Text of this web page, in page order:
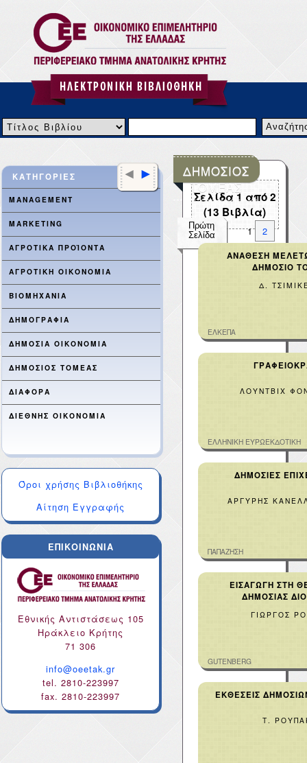
ΚΑΤΗΓΟΡΙΕΣ < >
MANAGEMENT
MARKETING
ΑΓΡΟΤΙΚΑ ΠΡΟΪΟΝΤΑ
ΑΓΡΟΤΙΚΗ ΟΙΚΟΝΟΜΙΑ
ΒΙΟΜΗΧΑΝΙΑ
ΔΗΜΟΓΡΑΦΙΑ
ΔΗΜΟΣΙΑ ΟΙΚΟΝΟΜΙΑ
ΔΗΜΟΣΙΟΣ ΤΟΜΕΑΣ
ΔΙΑΦΟΡΑ
ΔΙΕΘΝΗΣ ΟΙΚΟΝΟΜΙΑ
Όροι χρήσης Βιβλιοθήκης
Αίτηση Εγγραφής
ΕΠΙΚΟΙΝΩΝΙΑ
Εθνικής Αντιστάσεως 105
Ηράκλειο Κρήτης
71 306
info@oeetak.gr
tel. 2810-223997
fax. 2810-223997
ΔΗΜΟΣΙΟΣ
ΤΟΜΕΑΣ
Σελίδα1 από2
(13 Βιβλία)
Πρώτη
Σελίδα
1 2
Τελευταία
Σελίδα
ΑΝΑΘΕΣΗ
ΔΗΜΟΣΙΟ
Δ.
ΕΛΚΕΠΑ
ΛΟΥΝΤΒΙΧ
ΕΛΛΗΝΙΚΗ ΕΥΡΩΕΚΔΟΤΙΚΗ
ΔΗΜΟΣΙΕΣ
ΑΡΓΥΡΗΣ
ΠΑΠΑΖΗΣΗ
ΕΙΣΑΓΩΓΗ ΣΤΗ
ΔΗΜΟΣΙΑΣ
ΓΙΩΡΓΟΣ
GUTENBERG
ΕΚΘΕΣΕΙΣ
Τ.